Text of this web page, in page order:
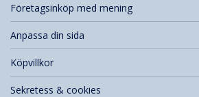
Företagsinköp med mening
Anpassa din sida
Köpvillkor
Sekretess & cookies